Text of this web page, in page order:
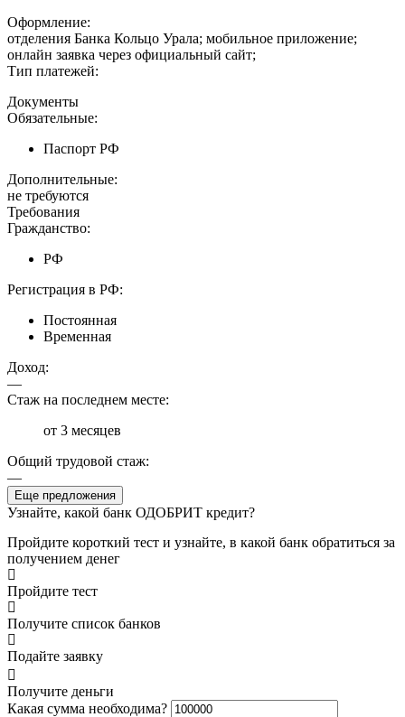
Оформление:
отделения Банка Кольцо Урала; мобильное приложение;
онлайн заявка через официальный сайт;
Тип платежей:
Документы
Обязательные:
Паспорт РФ
Дополнительные:
не требуются
Требования
Гражданство:
РФ
Регистрация в РФ:
Постоянная
Временная
Доход:
—
Стаж на последнем месте:
от 3 месяцев
Общий трудовой стаж:
—
Еще предложения
Узнайте, какой банк ОДОБРИТ кредит?
Пройдите короткий тест и узнайте, в какой банк обратиться за
получением денег
Пройдите тест
Получите список банков
Подайте заявку
Получите деньги
Какая сумма необходима?